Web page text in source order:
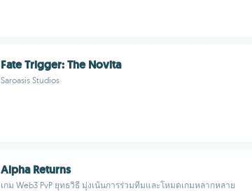
Fate Trigger: The Novita
Saroasis Studios
Alpha Returns
เกม Web3 PvP ยุทธวิธี มุ่งเน้นการร่วมทีมและโหมดเกมหลากหลาย